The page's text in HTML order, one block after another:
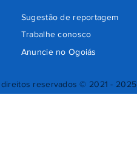
reservados © 2021 - 2025
Sugestão de reportagem
Trabalhe conosco
Anuncie no Ogoiás